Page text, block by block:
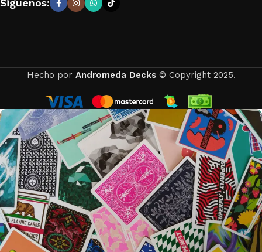
Siguenos:
Hecho por Andromeda Decks© Copyright 2025.